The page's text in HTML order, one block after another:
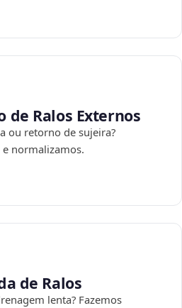
de Ralos Externos
ou retorno de sujeira?
normalizamos.
de Ralos
lenta? Fazemos